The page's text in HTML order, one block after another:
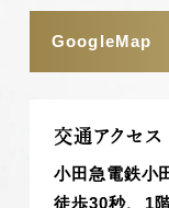
GoogleMap
交通アクセス
小田急電鉄小
徒歩30秒、1